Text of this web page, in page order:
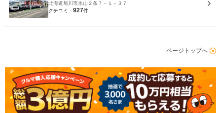
北海道旭川市永山２条７－１－３７
クチコミ： 927件
ページトップへ